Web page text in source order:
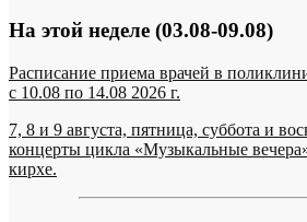
На этой неделе (03.08-09.08)
Расписание приема врачей в
c 10.08 по 14.08 2026 г.
7, 8 и 9 августа, пятница, суббота и
концерты цикла «Музыкальные
кирхе.